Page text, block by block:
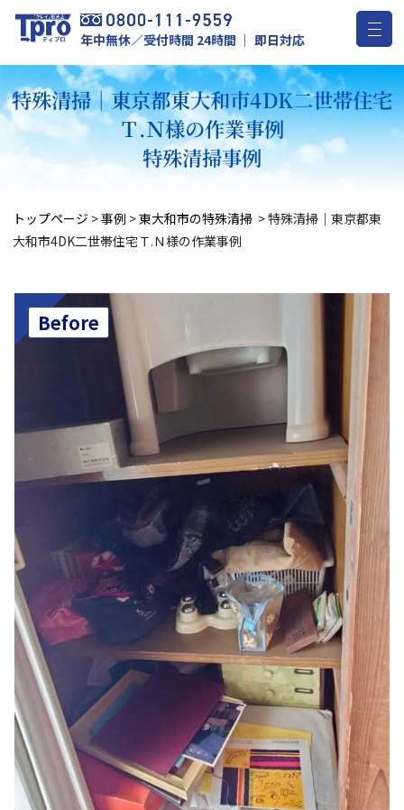
年中無休／受付時間 24時間 ｜ 即日対応
特殊清掃｜東京都東大和市4DK二世帯住宅
Ｔ.Ｎ様の作業事例
特殊清掃事例
トップページ >事例 >東大和市の特殊清掃 >特殊清掃｜東京都東
大和市4DK二世帯住宅Ｔ.Ｎ様の作業事例
Before